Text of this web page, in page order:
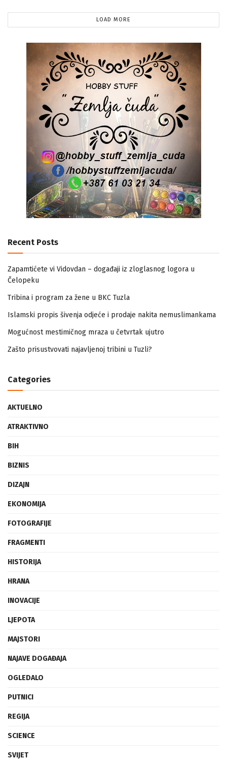
LOAD MORE
Recent Posts
Zapamtićete vi Vidovdan – događaji iz zloglasnog logora u
Čelopeku
Tribina i program za žene u BKC Tuzla
Islamski propis šivenja odjeće i prodaje nakita nemuslimankama
Mogućnost mestimičnog mraza u četvrtak ujutro
Zašto prisustvovati najavljenoj tribini u Tuzli?
Categories
AKTUELNO
ATRAKTIVNO
BIH
BIZNIS
DIZAJN
EKONOMIJA
FOTOGRAFIJE
FRAGMENTI
HISTORIJA
HRANA
INOVACIJE
LJEPOTA
MAJSTORI
NAJAVE DOGAĐAJA
OGLEDALO
PUTNICI
REGIJA
SCIENCE
SVIJET